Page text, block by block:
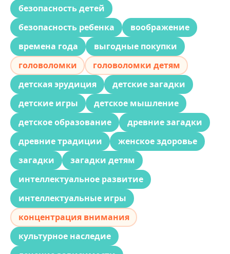
безопасность детей
безопасность ребенка
воображение
времена года
выгодные покупки
головоломки
головоломки детям
детская эрудиция
детские загадки
детские игры
детское мышление
детское образование
древние загадки
древние традиции
женское здоровье
загадки
загадки детям
интеллектуальное развитие
интеллектуальные игры
концентрация внимания
культурное наследие